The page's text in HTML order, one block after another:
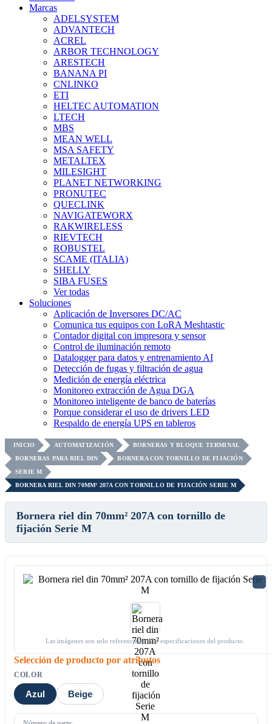
Marcas
ADELSYSTEM
ADVANTECH
ACREL
ARBOR TECHNOLOGY
ARESTECH
BANANA PI
CNLINKO
ETI
HELTEC AUTOMATION
LTECH
MBS
MEAN WELL
MSA SAFETY
METALTEX
MILESIGHT
PLANET NETWORKING
PRONUTEC
QUECLINK
NAVIGATEWORX
RAKWIRELESS
RIEVTECH
ROBUSTEL
SCAME (ITALIA)
SHELLY
SIBA FUSES
Ver todas
Soluciones
Aplicación de Inversores DC/AC
Comunica tus equipos con LoRA Meshtastic
Contador digital con impresora y sensor
Control de iluminación remoto
Datalogger para datos y entrenamiento AI
Detección de fugas y filtración de agua
Medición de energía eléctrica
Monitoreo extracción de Agua DGA
Monitoreo inteligente de banco de baterías
Porque considerar el uso de drivers LED
Respaldo de energía UPS en tableros
INICIO AUTOMATIZACIÓN
BORNERAS Y BLOQUE TERMINAL
BORNERAS PARA RIEL DIN
BORNERA CON TORNILLO DE FIJACIÓN
SERIE M
BORNERA RIEL DIN 70MM² 207A CON TORNILLO DE FIJACIÓN SERIE M
Bornera riel din 70mm² 207A con tornillo de
fijación Serie M
Las imágenes son solo referenciales. Ver especificaciones del producto.
Selección de producto por atributos
COLOR
Azul Beige